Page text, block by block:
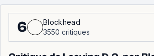
6
Blockhead
3550 critiques